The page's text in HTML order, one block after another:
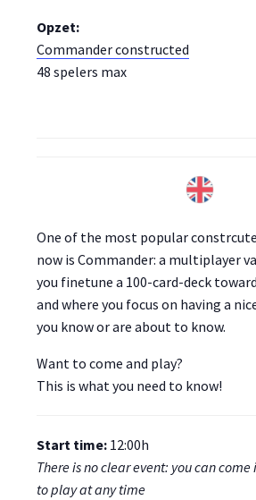
Opzet:
Commander constructed
48 spelers max
One of the most popular
now is Commander: a multiplayer
you finetune a 100-card-deck
and where you focus on having a
you know or are about to know.
Want to come and play?
This is what you need to know!
Start time: 12:00h
There is no clear event: you can
to play at any time